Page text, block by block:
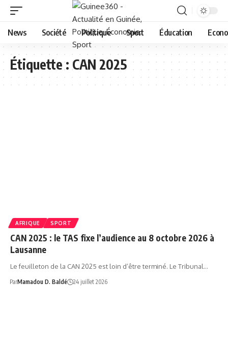
News Société Politique Sport Éducation
Étiquette :CAN 2025
AFRIQUE SPORT
CAN 2025 : le TAS fixe l’audience au 8 octobre 2026 à
Lausanne
Le feuilleton de la CAN 2025 est loin d’être terminé. Le Tribunal…
ParMamadou D. Baldé 24 juillet 2026